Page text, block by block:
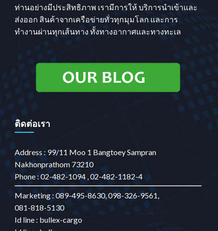
ท่านอย่างมีประสิทธิภาพ เรามีการให้ บริการนำเข้าและ
ส่งออก สินค้าจากเครือข่ายทั่วทุกมุมโลก และการ
ทำงานผ่านทุกเส้นทาง ทั้งทางอากาศและทางทะเล
ติดต่อเรา
Address : 99/11 Moo 1 Bangtoey Sampran
Nakhonprathom 73210
Phone : 02-482-1094 , 02-482-1182-4
Marketing : 089-495-8630, 098-326-9561,
081-818-5130
Id line : bullex-cargo